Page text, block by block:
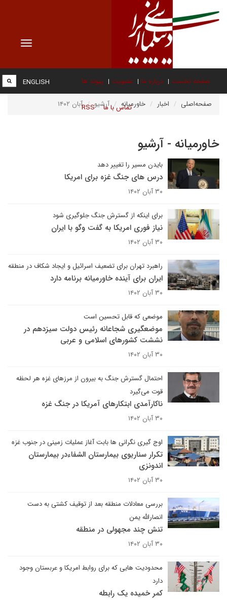
Toggle
صفحه نخست درباره ما عضویت پیوند ها
تماس با ما RSS
ENGLISH
صفحه‌اصلی اخبار خاورمیانه آرشیو آبان ۱۴۰۲
خاورمیانه - آرشیو
بایدن مسیر را تغییر دهد
درس های جنگ غزه برای امریکا
۳۰ آبان ۱۴۰۲
برای اینکه از گسترش جنگ جلوگیری شود
نیاز فوری امریکا به گفت وگو با ایران
۳۰ آبان ۱۴۰۲
راهبرد تهران برای تضعیف اسرائیل و ایجاد شکاف در منطقه
ایران برای آینده خاورمیانه برنامه دارد
۳۰ آبان ۱۴۰۲
موضعی که قابل تحسین است
موضعگیری شجاعانه رئیس دولت سیزدهم در
نششت کشورهای اسلامی و عربی
۳۰ آبان ۱۴۰۲
احتمال گسترش جنگ به بیرون از مرزهای غزه هر لحظه
قوت می‌گیرد
ناکارآمدی ابتکار‌های آمریکا در جنگ غزه
۳۰ آبان ۱۴۰۲
اوج گیری نگرانی ها بابت آغاز عملیات زمینی در جنوب غزه
تکرار سناریوی بیمارستان الشفاءدر بیمارستان
اندونزی
۳۰ آبان ۱۴۰۲
بررسی معادلات منطقه بعد از توقیف کشتی به دست
انصارالله یمن
تنش چند مجهولی در منطقه
۳۰ آبان ۱۴۰۲
محدودیت هایی که برای روابط امریکا و عربستان وجود
دارد
کمر خمیده یک رابطه